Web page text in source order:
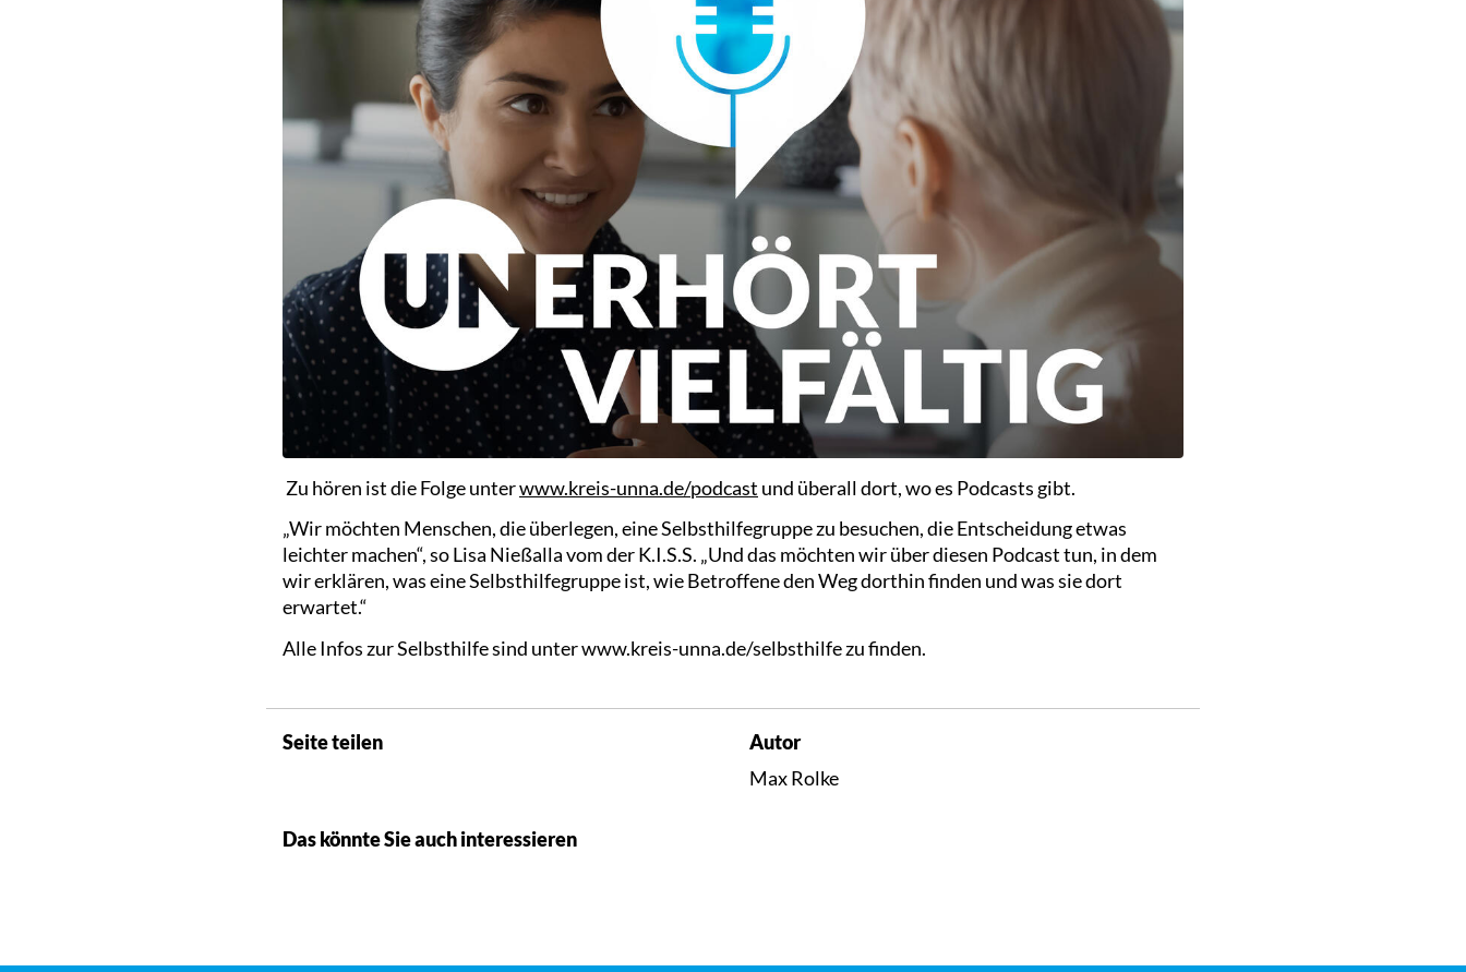
Zu hören ist die Folge unterwww.kreis-unna.de/podcast und überall dort, wo es Podcasts gibt.
„Wir möchten Menschen, die überlegen, eine Selbsthilfegruppe zu besuchen, die Entscheidung etwas
leichter machen“, so Lisa Nießalla vom der K.I.S.S. „Und das möchten wir über diesen Podcast tun, in dem
wir erklären, was eine Selbsthilfegruppe ist, wie Betroffene den Weg dorthin finden und was sie dort
erwartet.“
Alle Infos zur Selbsthilfe sind unter www.kreis-unna.de/selbsthilfe zu finden.
Seite teilen
Autor
Max Rolke
Das könnte Sie auch interessieren